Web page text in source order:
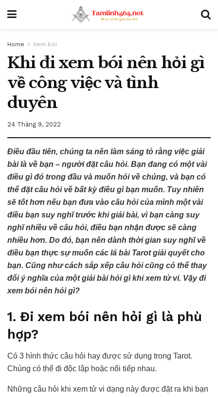
Home Xem bói
Khi đi xem bói nên hỏi gì
về công việc và tình
duyên
24 Tháng 9, 2022
Điều đầu tiên, chúng ta nên làm sáng tỏ rằng việc giải
bài là về bạn – người đặt câu hỏi. Bạn đang có một vài
điều gì đó trong đầu và muốn hỏi về chúng, và bạn có
thể đặt câu hỏi về bất kỳ điều gì bạn muốn. Tuy nhiên
sẽ tốt hơn nếu bạn đưa vào câu hỏi của mình một vài
điều bạn suy nghĩ trước khi giải bài, vì bạn càng suy
nghĩ nhiều về câu hỏi, điều bạn nhận được sẽ càng
nhiều hơn. Do đó, bạn nên dành thời gian suy nghĩ về
điều bạn thực sự muốn các lá bài Tarot giải quyết cho
bạn. Cũng như cách sắp xếp câu hỏi cũng có thể thay
đổi ý nghĩa của một giải bài hỏi gì khi xem tử vi. Vậy đi
xem bói nên hỏi gì?
1. Đi xem bói nên hỏi gì là phù
hợp?
Có 3 hình thức câu hỏi hay được sử dụng trong Tarot.
Chúng có thể đi độc lập hoặc nối tiếp nhau.
Những câu hỏi khi xem tử vi dạng này được đặt ra khi bạn